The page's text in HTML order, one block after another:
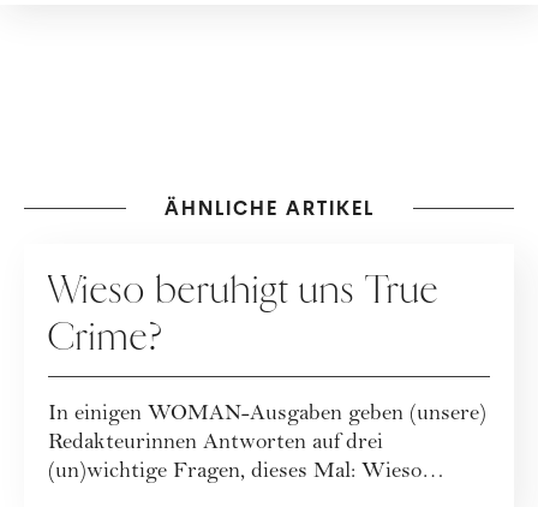
ÄHNLICHE ARTIKEL
Wieso beruhigt uns True
Crime?
In einigen WOMAN-Ausgaben geben (unsere)
Redakteurinnen Antworten auf drei
(un)wichtige Fragen, dieses Mal: Wieso